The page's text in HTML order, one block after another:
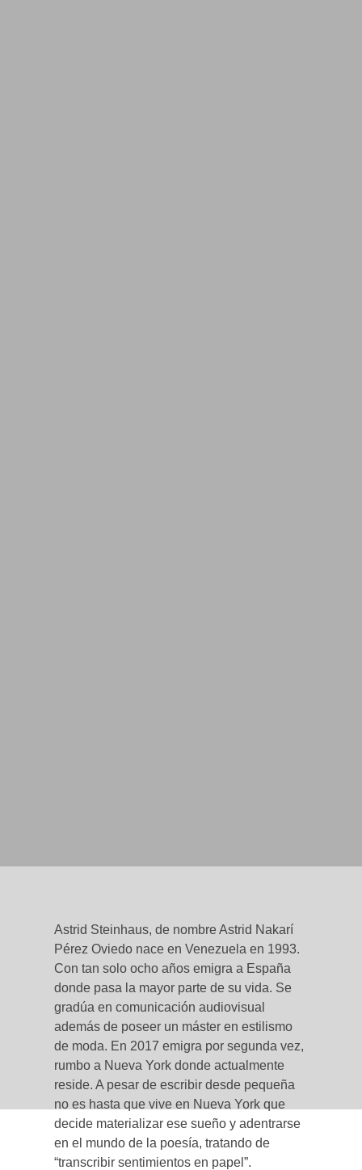
Astrid Steinhaus, de nombre Astrid Nakarí
Pérez Oviedo nace en Venezuela en 1993.
Con tan solo ocho años emigra a España
donde pasa la mayor parte de su vida. Se
gradúa en comunicación audiovisual
además de poseer un máster en estilismo
de moda. En 2017 emigra por segunda vez,
rumbo a Nueva York donde actualmente
reside. A pesar de escribir desde pequeña
no es hasta que vive en Nueva York que
decide materializar ese sueño y adentrarse
en el mundo de la poesía, tratando de
“transcribir sentimientos en papel”.